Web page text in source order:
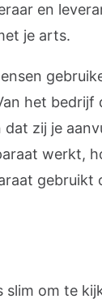
en
je arts.
het
zij je
werkt,
gebruikt
slim om te